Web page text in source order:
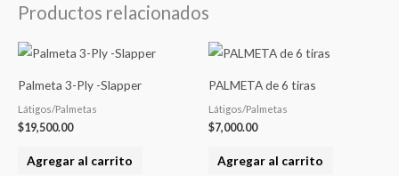
Productos relacionados
Palmeta 3-Ply -Slapper
Látigos/Palmetas
$19,500.00
Agregar al carrito
PALMETA de 6 tiras
Látigos/Palmetas
$7,000.00
Agregar al carrito